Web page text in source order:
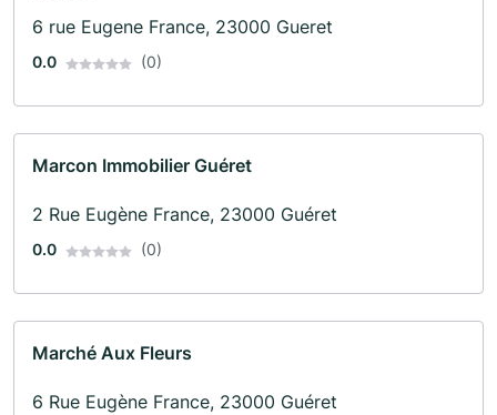
6 rue Eugene France, 23000 Gueret
0.0 (0)
Marcon Immobilier Guéret
2 Rue Eugène France, 23000 Guéret
0.0 (0)
Marché Aux Fleurs
6 Rue Eugène France, 23000 Guéret